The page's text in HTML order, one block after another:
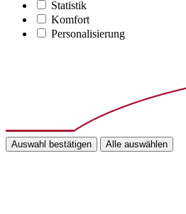
Statistik
Komfort
Personalisierung
Auswahl bestätigen Alle auswählen